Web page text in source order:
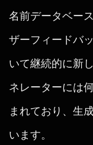
名前データベー
ザーフィードバ
いて継続的に新
ネレーターには
まれており、生
います。